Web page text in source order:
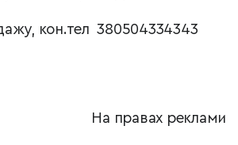
кон.тел 380504334343
На правах реклами